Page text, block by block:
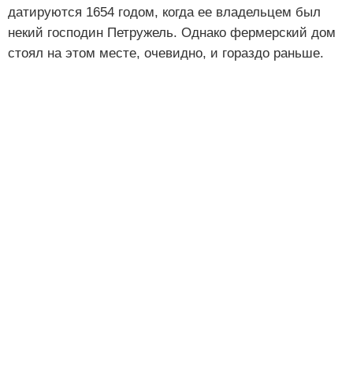
датируются 1654 годом, когда ее владельцем был
некий господин Петружель. Однако фермерский дом
стоял на этом месте, очевидно, и гораздо раньше.